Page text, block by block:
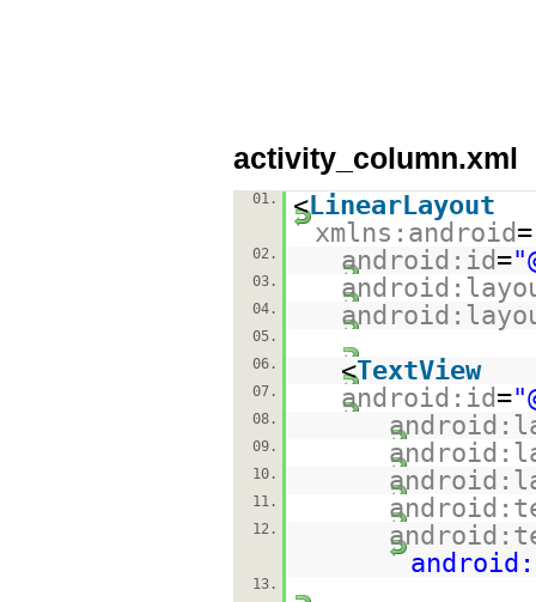
activity_column.xml
01. <LinearLayout
xmlns:android=
02. android:id=
03.
04.
05.
06.
<TextView
07. android:id=
08.
09.
10.
11.
12.
13.